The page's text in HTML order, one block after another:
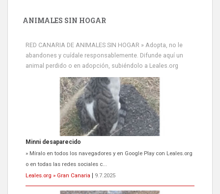
ANIMALES SIN HOGAR
RED CANARIA DE ANIMALES SIN HOGAR » Adopta, no le
abandones y cuídale responsablemente. Difunde aquí un
animal perdido o en adopción, subiéndolo a Leales.org
Siami Perdida
Se llama Siami,es hembra de 4 años,esterilizada con marca de
oreja,cariñosa,mimosa pero miedosa,e...
Leales.org » Gran Canaria
9.7.2025